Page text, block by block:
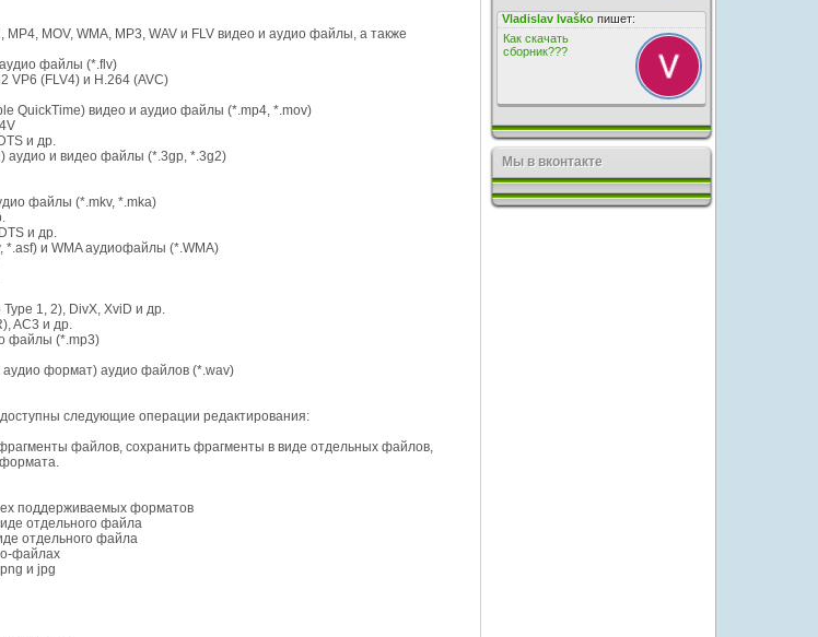
MP4, MOV, WMA, MP3, WAV и FLV видео и аудио файлы, а также
файлы (*.flv)
VP6 (FLV4) и H.264 (AVC)
QuickTime) видео и аудио файлы (*.mp4, *.mov)
и др.
аудио и видео файлы (*.3gp, *.3g2)
файлы (*.mkv, *.mka)
и др.
*.asf) и WMA аудиофайлы (*.WMA)
1, 2), DivX, XviD и др.
AC3 и др.
файлы (*.mp3)
аудио формат) аудио файлов (*.wav)
следующие операции редактирования:
файлов, сохранить фрагменты в виде отдельных файлов,
поддерживаемых форматов
отдельного файла
отдельного файла
файлах
и jpg
Vladislav Ivaškoпишет:
Как скачать
сборник???
Мы в вконтакте